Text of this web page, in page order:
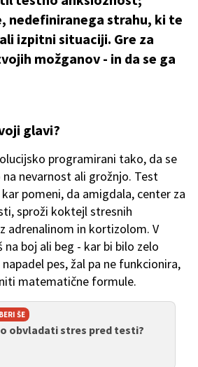
nedefiniranega strahu, ki te
izpitni situaciji. Gre za
možganov - in da se ga
glavi?
programirani tako, da se
nevarnost ali grožnjo. Test
pomeni, da amigdala, center za
sproži koktejl stresnih
adrenalinom in kortizolom. V
boj ali beg - kar bi bilo zelo
pes, žal pa ne funkcionira,
matematične formule.
ŠE
obvladati stres pred testi?